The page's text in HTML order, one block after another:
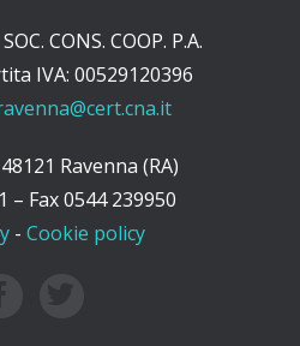
CONS. COOP. P.A.
IVA: 00529120396
Ravenna (RA)
– Fax 0544 239950
- Cookie policy